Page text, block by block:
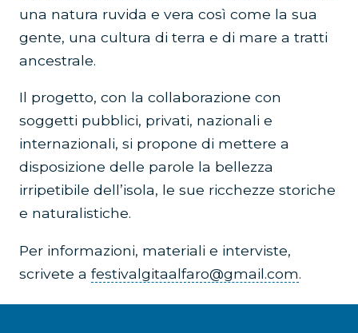
una natura ruvida e vera così come la sua
gente, una cultura di terra e di mare a tratti
ancestrale.
Il progetto, con la collaborazione con
soggetti pubblici, privati, nazionali e
internazionali, si propone di mettere a
disposizione delle parole la bellezza
irripetibile dell’isola, le sue ricchezze storiche
e naturalistiche.
Per informazioni, materiali e interviste,
scrivete a festivalgitaalfaro@gmail.com.